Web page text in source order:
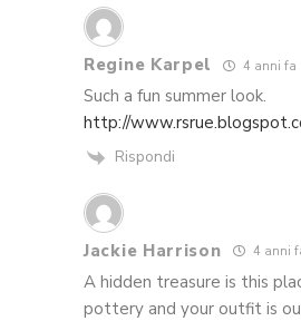
Regine Karpel 4 anni fa
Such a fun summer look.
http://
Rispondi
Jackie Harrison 4 anni
A hidden treasure is this
pottery and your outfit is